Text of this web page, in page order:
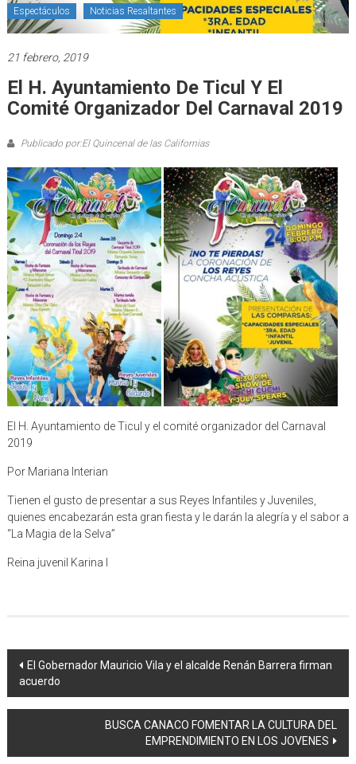
Espectáculos Noticias Resaltantes
21 febrero, 2019
El H. Ayuntamiento De Ticul Y El
Comité Organizador Del Carnaval 2019
Publicado por:El Quincenal de las Californias
El H. Ayuntamiento de Ticul y el comité organizador del Carnaval
2019
Por Mariana Interian
Tienen el gusto de presentar a sus Reyes Infantiles y Juveniles,
quienes encabezarán esta gran fiesta y le darán la alegría y el sabor a
“La Magia de la Selva”
Reina juvenil Karina I
Navegación
de
El Gobernador Mauricio Vila y el alcalde Renán Barrera firman
acuerdo
BUSCA CANACO FOMENTAR LA CULTURA DEL
EMPRENDIMIENTO EN LOS JOVENES